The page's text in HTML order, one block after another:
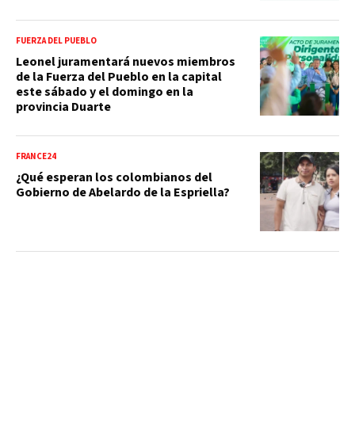
FUERZA DEL PUEBLO
Leonel juramentará nuevos miembros
de la Fuerza del Pueblo en la capital
este sábado y el domingo en la
provincia Duarte
FRANCE24
¿Qué esperan los colombianos del
Gobierno de Abelardo de la Espriella?